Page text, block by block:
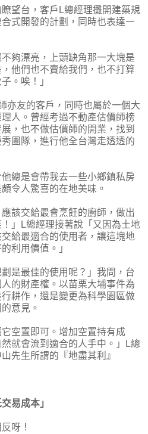
望台，客戶L總經理攤開建築規
式開發的計劃，同時也表達一
不夠漂亮，上頭缺角那一大塊是
他們也不賣給我們，也不打算
。唉！」
亦友的客戶，同時也屬於一個大
人。曾經考過不動產估價師榜
，也不做估價師的開業，找到
團隊，進行他全台灣走透透的
總是會帶我去一些小鄉鎮私房
令人驚喜的在地美味。
應該交給最會烹飪的廚師，做出
」L總經理接著說「又因為土地
給最適合的使用者，讓這塊地
利用價值。」
劃是最佳的使用呢？」我問，台
的財產權。以苗栗大埔事件為
耕作，還是變更為科學園區做
意見。
空置即可。增加空置持有成
就會流到適合的人手中。」L總
先生所謂的『地盡其利』
易成本」
呀！